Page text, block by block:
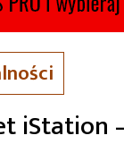
iStation